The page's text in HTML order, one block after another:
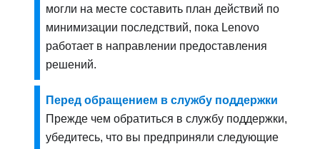
могли на месте составить план действий по
минимизации последствий, пока Lenovo
работает в направлении предоставления
решений.
Перед обращением в службу поддержки
Прежде чем обратиться в службу поддержки,
убедитесь, что вы предприняли следующие